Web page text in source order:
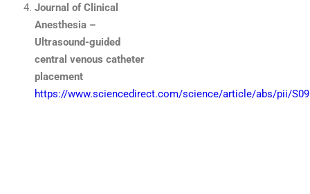
Journal of Clinical
Anesthesia –
Ultrasound-guided
central venous catheter
placement
https://www.sciencedirect.com/science/article/abs/pii/